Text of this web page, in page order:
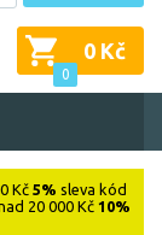
0
0 Kč
Kč 5% sleva kód
20 000 Kč 10%